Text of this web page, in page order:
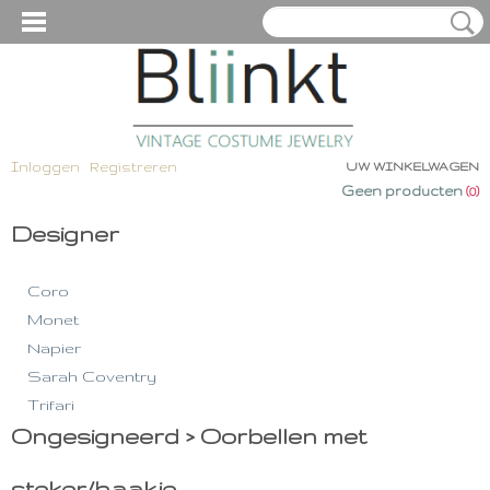
Inloggen Registreren UW WINKELWAGEN
Geen producten (0)
Designer
Coro
Monet
Napier
Sarah Coventry
Trifari
Overige Designers
Ongesigneerd > Oorbellen met